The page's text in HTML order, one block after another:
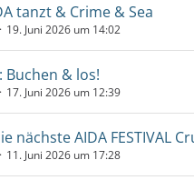
tanzt & Crime & Sea
19. Juni 2026 um 14:02
Buchen & los!
17. Juni 2026 um 12:39
nächste AIDA FESTIVAL
11. Juni 2026 um 17:28